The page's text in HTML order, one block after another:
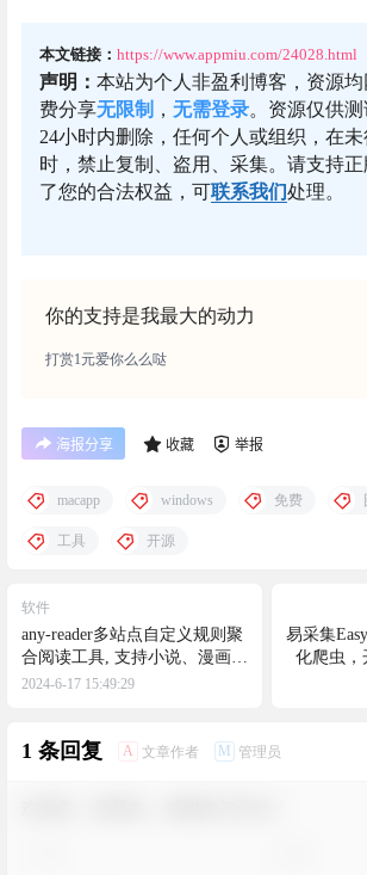
本文链接： https://www.appmiu.com/24028.html
声明： 本站为个人非盈利博客，资源
费分享无限制 ， 无需登录。资源仅供
24小时内删除，任何个人或组织，在
时，禁止复制、盗用、采集。请支持
了您的合法权益，可联系我们处理。
你的支持是我最大的动力
打赏1元爱你么么哒
海报分享 收藏 举报
macapp windows 免费
工具 开源
软件
any-reader多站点自定义规则聚
合阅读工具, 支持小说、漫画、
视频
2024-6-17 15:49:29
易采集
化爬虫，
1 条回复 A 文章作者 M 管理员